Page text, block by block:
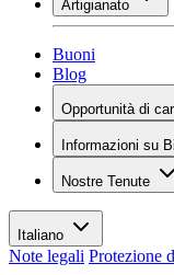
Artigianato
Buoni
Blog
Opportunità di
Posti
I tuoi
Valori
Informazioni su
Panoramica
Storia
Les Moby
Contatti
Nostre Tenute
Italiano
Note legali Protezione